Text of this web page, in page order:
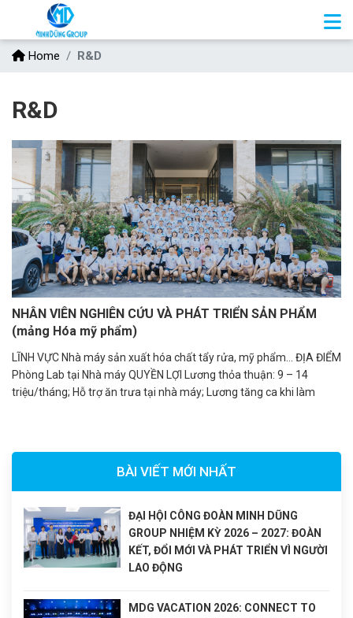
Home R&D
R&D
NHÂN VIÊN NGHIÊN CỨU VÀ PHÁT TRIỂN SẢN PHẨM
(mảng Hóa mỹ phẩm)
LĨNH VỰC Nhà máy sản xuất hóa chất tẩy rửa, mỹ phẩm... ĐỊA ĐIỂM
Phòng Lab tại Nhà máy QUYỀN LỢI Lương thỏa thuận: 9 – 14
triệu/tháng; Hỗ trợ ăn trưa tại nhà máy; Lương tăng ca khi làm
BÀI VIẾT MỚI NHẤT
ĐẠI HỘI CÔNG ĐOÀN MINH DŨNG
GROUP NHIỆM KỲ 2026 – 2027: ĐOÀN
KẾT, ĐỔI MỚI VÀ PHÁT TRIỂN VÌ NGƯỜI
LAO ĐỘNG
MDG VACATION 2026: CONNECT TO